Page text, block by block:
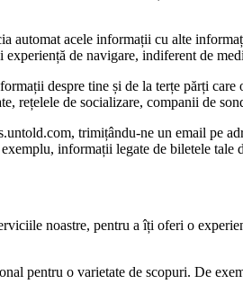
automat acele informații cu alte
de navigare, indiferent de
despre tine și de la terțe părți
rețelele de socializare, companii de
trimițându-ne un email pe
informații legate de biletele tale
noastre, pentru a îți oferi o
pentru o varietate de scopuri. De